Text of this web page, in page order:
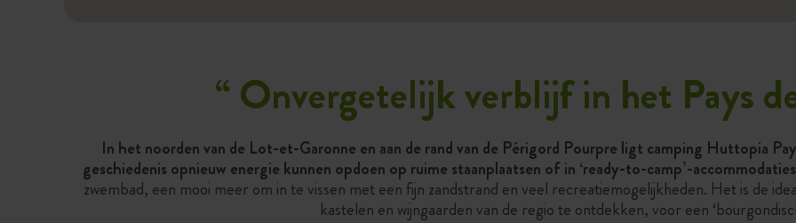
“ Onvergetelijk verblijf in het Pays
In het noorden van de Lot-et-Garonne en aan de rand van de Périgord Pourpre ligt camping Huttopia
geschiedenis opnieuw energie kunnen opdoen op ruime staanplaatsen of in ‘ready-to-camp’-
zwembad, een mooi meer om in te vissen met een fijn zandstrand en veel recreatiemogelijkheden. Het is de
kastelen en wijngaarden van de regio te ontdekken, voor een